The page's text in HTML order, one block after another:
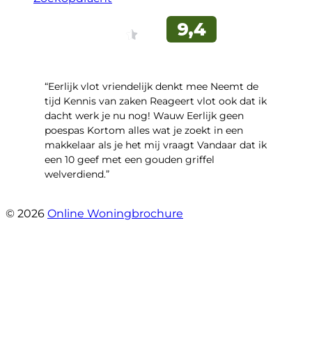
“Eerlijk vlot vriendelijk denkt mee Neemt de
tijd Kennis van zaken Reageert vlot ook dat ik
dacht werk je nu nog! Wauw Eerlijk geen
poespas Kortom alles wat je zoekt in een
makkelaar als je het mij vraagt Vandaar dat ik
een 10 geef met een gouden griffel
welverdiend.”
© 2026 Online Woningbrochure